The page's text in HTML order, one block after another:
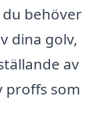
behöver
dina golv,
av
proffs som